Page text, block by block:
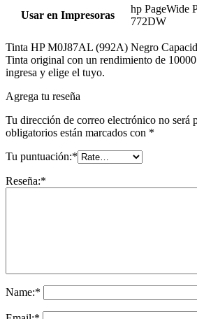
Usar en Impresoras
hp PageWide
772DW
Tinta HP M0J87AL (992A) Negro
Tinta original con un rendimiento de
ingresa y elige el tuyo.
Agrega tu reseña
Tu dirección de correo electrónico no será
obligatorios están marcados con *
Tu puntuación:*
Reseña:*
Name:*